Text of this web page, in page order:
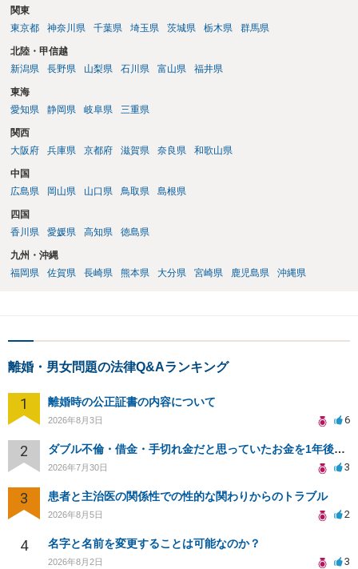
関東
東京都
神奈川県 千葉県 埼玉県 茨城県 栃木県 群馬県
北陸・甲信越
新潟県
長野県 山梨県 石川県 富山県 福井県
東海
愛知県
静岡県 岐阜県 三重県
関西
大阪府
兵庫県 京都府 滋賀県 奈良県 和歌山県
中国
広島県
岡山県 山口県 鳥取県 島根県
四国
香川県
愛媛県 高知県 徳島県
九州・沖縄
福岡県
佐賀県 長崎県 熊本県 大分県 宮崎県 鹿児島県 沖縄県
離婚・男女問題の法律Q&Aランキング
1 離婚時の公正証書の内容について
2026年8月3日 6
2 ダブル不倫・借金・手切れ金だと思っていたお金を1年後いまさら脅迫罪として通知書が来てまとめて請求
2026年7月30日 3
3 患者と主治医の関係性での性的な関わりからのトラブル
2026年8月5日 2
4 名字と名前を変更することは可能なのか？
2026年8月2日 3